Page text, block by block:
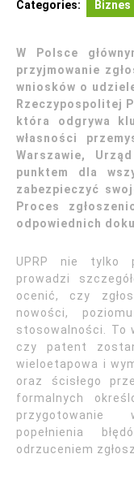
Categories: Biznes
W Polsce
przyjmowanie
wniosków o
Rzeczypospolitej
która odgrywa
własności
Warszawie,
punktem dla
zabezpieczyć
Proces
odpowiednich
UPRP nie tylko
prowadzi
ocenić, czy
nowości,
stosowalności. To
czy patent
wieloetapowa i
oraz ścisłego
formalnych
przygotowanie
popełnienia
odrzuceniem